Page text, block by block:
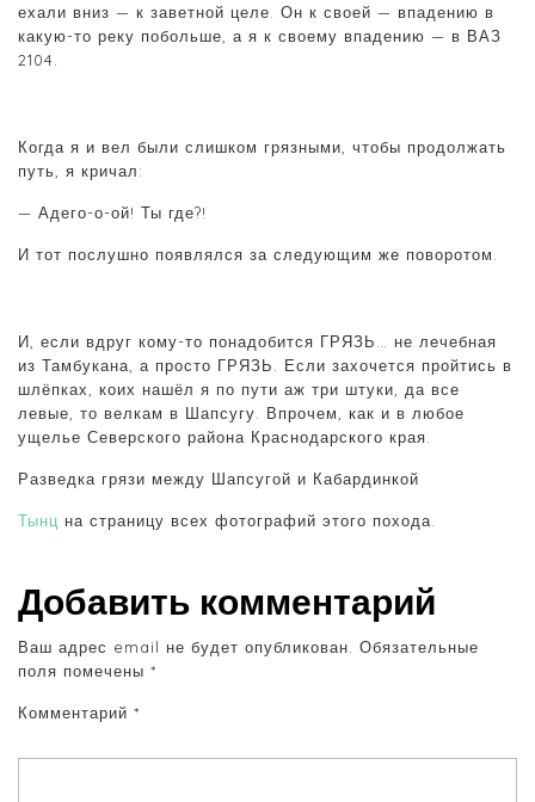
ехали вниз — к заветной целе. Он к своей — впадению в
какую-то реку побольше, а я к своему впадению — в ВАЗ
2104.
Когда я и вел были слишком грязными, чтобы продолжать
путь, я кричал:
— Адего-о-ой! Ты где?!
И тот послушно появлялся за следующим же поворотом.
И, если вдруг кому-то понадобится ГРЯЗЬ… не лечебная
из Тамбукана, а просто ГРЯЗЬ. Если захочется пройтись в
шлёпках, коих нашёл я по пути аж три штуки, да все
левые, то велкам в Шапсугу. Впрочем, как и в любое
ущелье Северского района Краснодарского края.
Разведка грязи между Шапсугой и Кабардинкой
Тынц на страницу всех фотографий этого похода.
Добавить комментарий
Ваш адрес email не будет опубликован.
Обязательные
поля помечены *
Комментарий *